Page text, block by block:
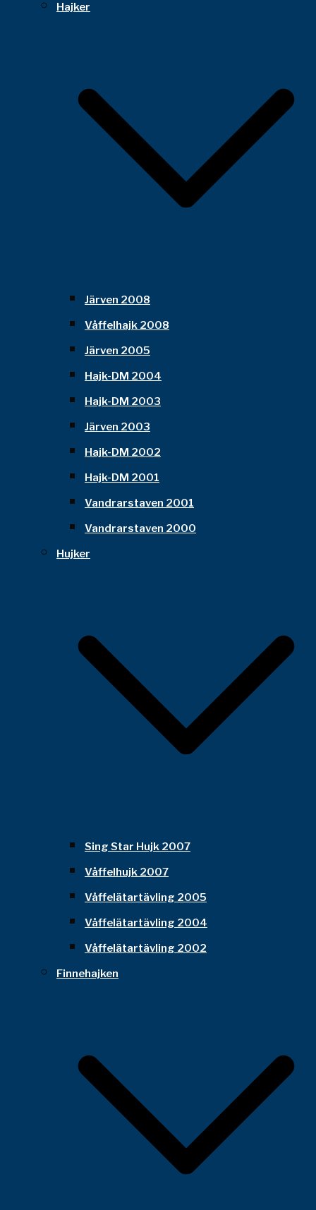
Hajker
Järven 2008
Våffelhajk 2008
Järven 2005
Hajk-DM 2004
Hajk-DM 2003
Järven 2003
Hajk-DM 2002
Hajk-DM 2001
Vandrarstaven 2001
Vandrarstaven 2000
Hujker
Sing Star Hujk 2007
Våffelhujk 2007
Våffelätartävling 2005
Våffelätartävling 2004
Våffelätartävling 2002
Finnehajken